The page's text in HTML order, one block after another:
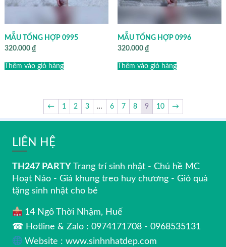
MẪU TỔNG HỢP 0995
320.000 ₫
Thêm vào giỏ hàng
MẪU TỔNG HỢP 0996
320.000 ₫
Thêm vào giỏ hàng
← 1 2 3 … 6 7 8 9 10 →
LIÊN HỆ
TH247 PARTY Trang trí sinh nhật - Chú hề MC
Hoạt Náo - Giá khung treo huy chương - Giỏ quà
tặng sinh nhật cho bé
14 Ngô Thời Nhậm, Huế
☎ Hotline & Zalo : 0974171708 - 0968535131
Website : www.sinhnhatdep.com